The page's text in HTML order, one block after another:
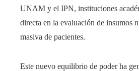
UNAM y el IPN, instituciones
directa en la evaluación de insumos
masiva de pacientes.​
Este nuevo equilibrio de poder ha